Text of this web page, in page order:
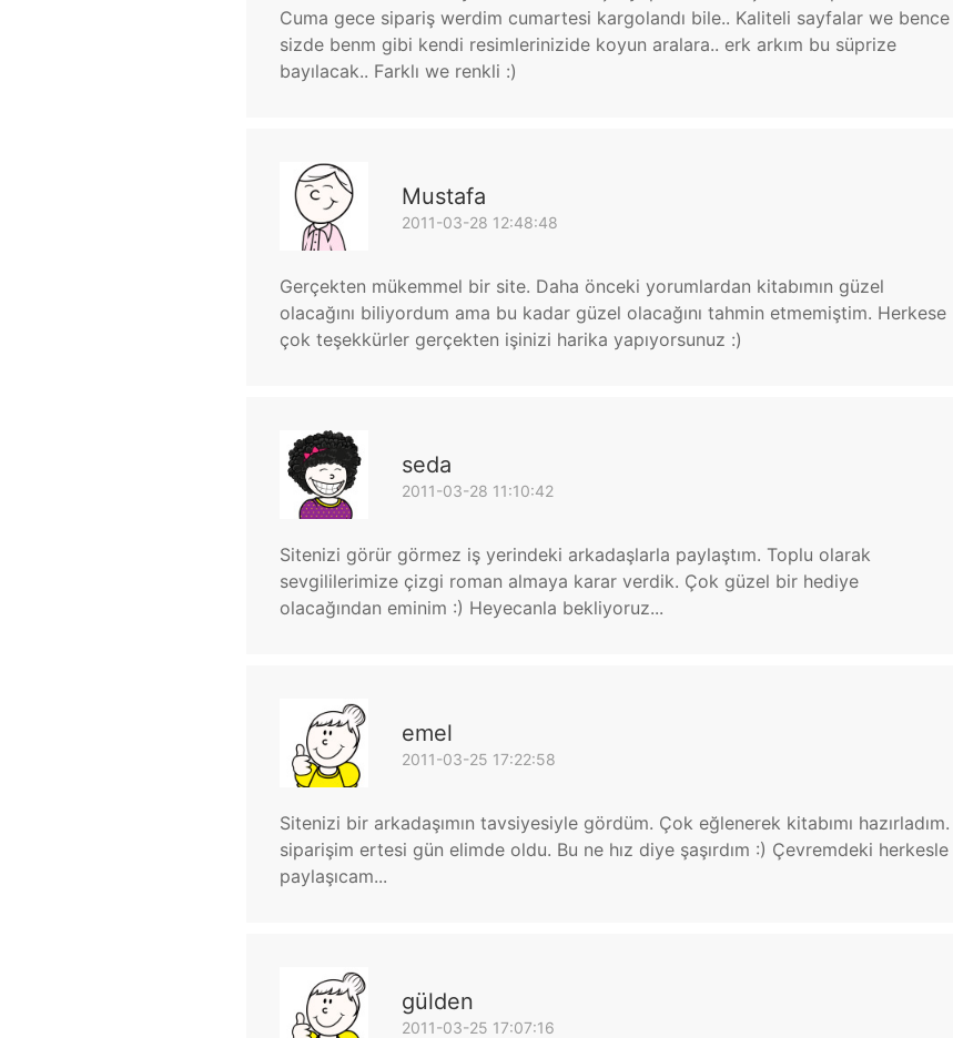
Cuma gece sipariş werdim cumartesi kargolandı bile.. Kaliteli sayfalar we bence
sizde benm gibi kendi resimlerinizide koyun aralara.. erk arkım bu süprize
bayılacak.. Farklı we renkli :)
Mustafa
2011-03-28 12:48:48
Gerçekten mükemmel bir site. Daha önceki yorumlardan kitabımın güzel
olacağını biliyordum ama bu kadar güzel olacağını tahmin etmemiştim. Herkese
çok teşekkürler gerçekten işinizi harika yapıyorsunuz :)
seda
2011-03-28 11:10:42
Sitenizi görür görmez iş yerindeki arkadaşlarla paylaştım. Toplu olarak
sevgililerimize çizgi roman almaya karar verdik. Çok güzel bir hediye
olacağından eminim :) Heyecanla bekliyoruz...
emel
2011-03-25 17:22:58
Sitenizi bir arkadaşımın tavsiyesiyle gördüm. Çok eğlenerek kitabımı hazırladım.
siparişim ertesi gün elimde oldu. Bu ne hız diye şaşırdım :) Çevremdeki herkesle
paylaşıcam...
gülden
2011-03-25 17:07:16